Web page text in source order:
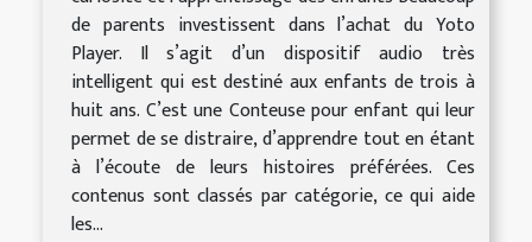
de parents investissent dans l’achat du Yoto
Player. Il s’agit d’un dispositif audio très
intelligent qui est destiné aux enfants de trois à
huit ans. C’est une Conteuse pour enfant qui leur
permet de se distraire, d’apprendre tout en étant
à l’écoute de leurs histoires préférées. Ces
contenus sont classés par catégorie, ce qui aide
les...